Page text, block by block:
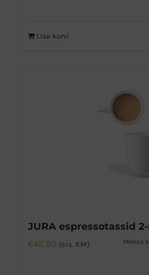
Lisa korvi
JURA espressotassid
€42,90 (sis. KM) Maksa